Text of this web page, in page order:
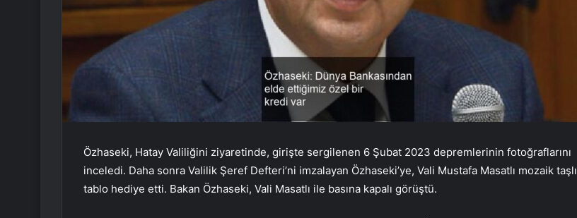
Özhaseki, Hatay Valiliğini ziyaretinde, girişte sergilenen 6 Şubat 2023 depremlerinin fotoğraflarını
inceledi. Daha sonra Valilik Şeref Defteri’ni imzalayan Özhaseki’ye, Vali Mustafa Masatlı mozaik taşlı
tablo hediye etti. Bakan Özhaseki, Vali Masatlı ile basına kapalı görüştü.